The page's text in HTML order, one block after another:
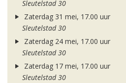
Sleutelstad 30
Zaterdag 31 mei, 17.00 uur
Sleutelstad 30
Zaterdag 24 mei, 17.00 uur
Sleutelstad 30
Zaterdag 17 mei, 17.00 uur
Sleutelstad 30